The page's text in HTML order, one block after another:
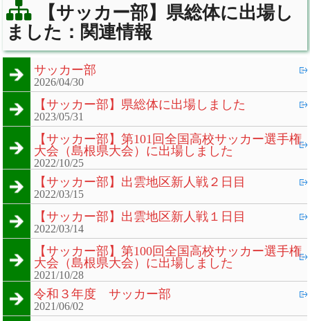
【サッカー部】県総体に出場し
ました：関連情報
サッカー部
2026/04/30
【サッカー部】県総体に出場しました
2023/05/31
【サッカー部】第101回全国高校サッカー選手権
大会（島根県大会）に出場しました
2022/10/25
【サッカー部】出雲地区新人戦２日目
2022/03/15
【サッカー部】出雲地区新人戦１日目
2022/03/14
【サッカー部】第100回全国高校サッカー選手権
大会（島根県大会）に出場しました
2021/10/28
令和３年度 サッカー部
2021/06/02